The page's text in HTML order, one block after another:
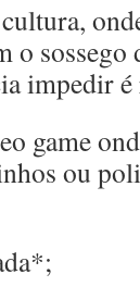
o sossego
impedir
game
ou